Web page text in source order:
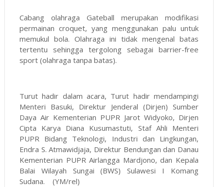
Cabang olahraga Gateball merupakan modifikasi
permainan croquet, yang menggunakan palu untuk
memukul bola. Olahraga ini tidak mengenal batas
tertentu sehingga tergolong sebagai barrier-free
sport (olahraga tanpa batas).
Turut hadir dalam acara, Turut hadir mendampingi
Menteri Basuki, Direktur Jenderal (Dirjen) Sumber
Daya Air Kementerian PUPR Jarot Widyoko, Dirjen
Cipta Karya Diana Kusumastuti, Staf Ahli Menteri
PUPR Bidang Teknologi, Industri dan Lingkungan,
Endra S. Atmawidjaja, Direktur Bendungan dan Danau
Kementerian PUPR Airlangga Mardjono, dan Kepala
Balai Wilayah Sungai (BWS) Sulawesi I Komang
Sudana. (YM/rel)